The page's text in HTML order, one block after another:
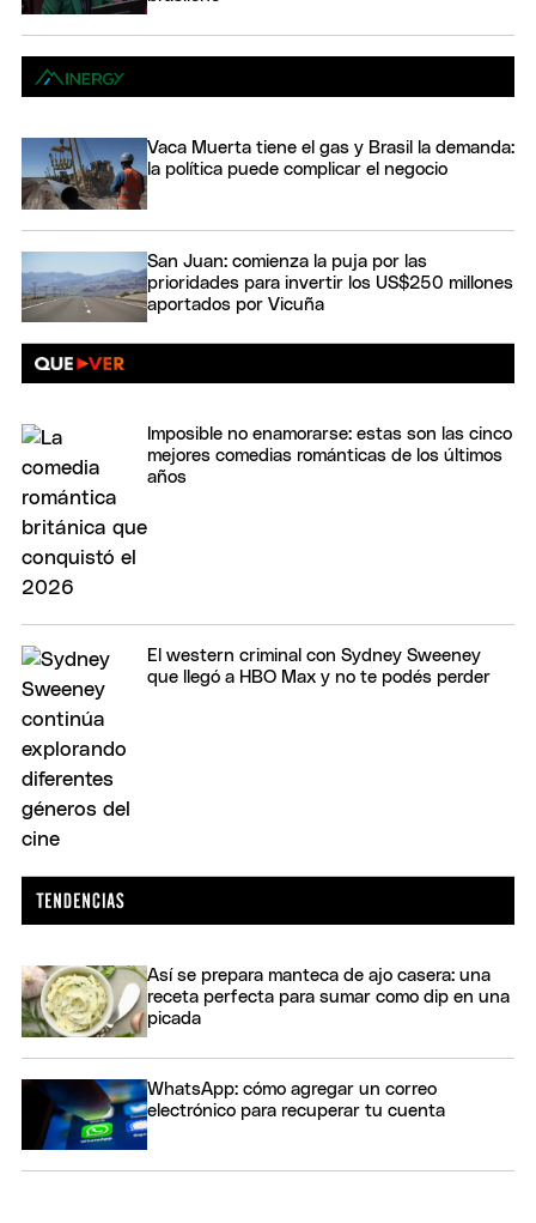
Vaca Muerta tiene el gas y Brasil la demanda:
la política puede complicar el negocio
San Juan: comienza la puja por las
prioridades para invertir los US$250 millones
aportados por Vicuña
Imposible no enamorarse: estas son las cinco
mejores comedias románticas de los últimos
años
El western criminal con Sydney Sweeney
que llegó a HBO Max y no te podés perder
Así se prepara manteca de ajo casera: una
receta perfecta para sumar como dip en una
picada
WhatsApp: cómo agregar un correo
electrónico para recuperar tu cuenta